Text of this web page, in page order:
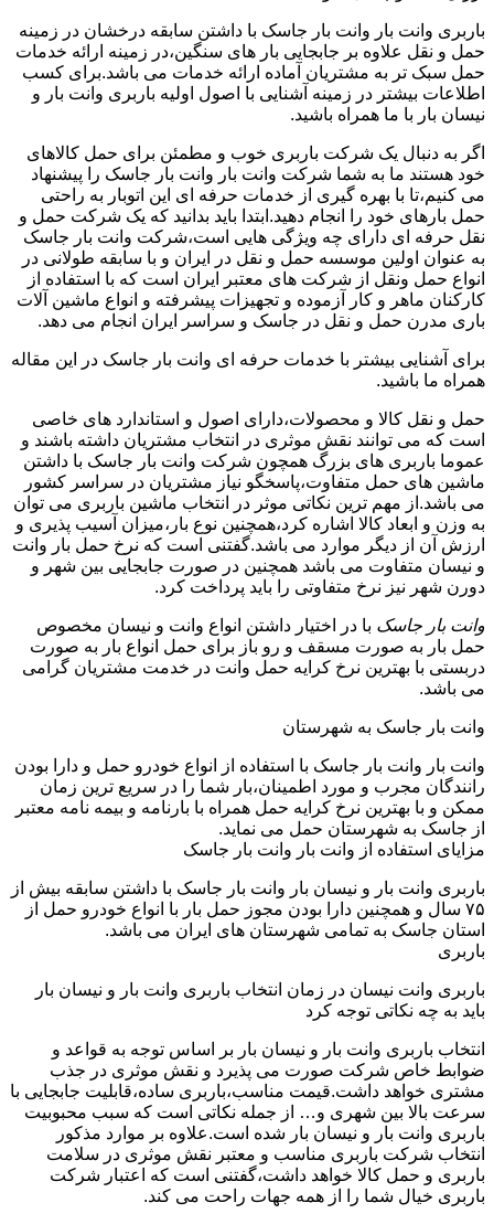
باربری وانت بار وانت بار جاسک با داشتن سابقه درخشان در زمینه
حمل و نقل علاوه بر جابجایی بار های سنگین،در زمینه ارائه خدمات
حمل سبک تر به مشتریان آماده ارائه خدمات می باشد.برای کسب
اطلاعات بیشتر در زمینه آشنایی با اصول اولیه باربری وانت بار و
نیسان بار با ما همراه باشید.
اگر به دنبال یک شرکت باربری خوب و مطمئن برای حمل کالاهای
خود هستند ما به شما شرکت وانت بار وانت بار جاسک را پیشنهاد
می کنیم،تا با بهره گیری از خدمات حرفه ای این اتوبار به راحتی
حمل بارهای خود را انجام دهید.ابتدا باید بدانید که یک شرکت حمل و
نقل حرفه ای دارای چه ویژگی هایی است،شرکت وانت بار جاسک
به عنوان اولین موسسه حمل و نقل در ایران و با سابقه طولانی در
انواع حمل ونقل از شرکت های معتبر ایران است که با استفاده از
کارکنان ماهر و کار آزموده و تجهیزات پیشرفته و انواع ماشین آلات
باری مدرن حمل و نقل در جاسک و سراسر ایران انجام می دهد.
برای آشنایی بیشتر با خدمات حرفه ای وانت بار جاسک در این مقاله
همراه ما باشید.
حمل و نقل کالا و محصولات،دارای اصول و استاندارد های خاصی
است که می توانند نقش موثری در انتخاب مشتریان داشته باشند و
عموما باربری های بزرگ همچون شرکت وانت بار جاسک با داشتن
ماشین های حمل متفاوت،پاسخگو نیاز مشتریان در سراسر کشور
می باشد.از مهم ترین نکاتی موثر در انتخاب ماشین باربری می توان
به وزن و ابعاد کالا اشاره کرد،همچنین نوع بار،میزان آسیب پذیری و
ارزش آن از دیگر موارد می باشد.گفتنی است که نرخ حمل بار وانت
و نیسان متفاوت می باشد همچنین در صورت جابجایی بین شهر و
دورن شهر نیز نرخ متفاوتی را باید پرداخت کرد.
وانت بار جاسک با در اختیار داشتن انواع وانت و نیسان مخصوص
حمل بار به صورت مسقف و رو باز برای حمل انواع بار به صورت
دربستی با بهترین نرخ کرایه حمل وانت در خدمت مشتریان گرامی
می باشد.
وانت بار جاسک به شهرستان
وانت بار وانت بار جاسک با استفاده از انواع خودرو حمل و دارا بودن
رانندگان مجرب و مورد اطمینان،بار شما را در سریع ترین زمان
ممکن و با بهترین نرخ کرایه حمل همراه با بارنامه و بیمه نامه معتبر
از جاسک به شهرستان حمل می نماید.
مزایای استفاده از وانت بار وانت بار جاسک
باربری وانت بار و نیسان بار وانت بار جاسک با داشتن سابقه بیش از
۷۵ سال و همچنین دارا بودن مجوز حمل بار با انواع خودرو حمل از
استان جاسک به تمامی شهرستان های ایران می باشد.
باربری
باربری وانت نیسان در زمان انتخاب باربری وانت بار و نیسان بار
باید به چه نکاتی توجه کرد
انتخاب باربری وانت بار و نیسان بار بر اساس توجه به قواعد و
ضوابط خاص شرکت صورت می پذیرد و نقش موثری در جذب
مشتری خواهد داشت.قیمت مناسب،باربری ساده،قابلیت جابجایی با
سرعت بالا بین شهری و… از جمله نکاتی است که سبب محبوبیت
باربری وانت بار و نیسان بار شده است.علاوه بر موارد مذکور
انتخاب شرکت باربری مناسب و معتبر نقش موثری در سلامت
باربری و حمل کالا خواهد داشت،گفتنی است که اعتبار شرکت
باربری خیال شما را از همه جهات راحت می کند.